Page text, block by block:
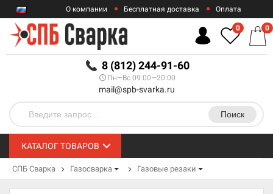
RUB
О компании Бесплатная доставка Оплата
Гарантии
8 (812) 244-91-60
Пн—Вс 09:00—20:00
mail@spb-svarka.ru
Поиск
0 0
КАТАЛОГ ТОВАРОВ
СПБ Сварка Газосварка Газовые резаки